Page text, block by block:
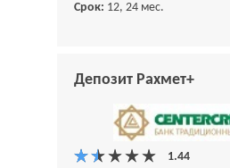
Срок: 12, 24 мес.
Депозит Рахмет+